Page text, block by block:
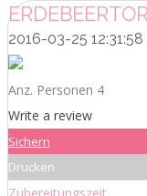
2016-03-25 12:31:58
Anz. Personen 4
Write a review
Sichern
Drucken
Zubereitungszeit